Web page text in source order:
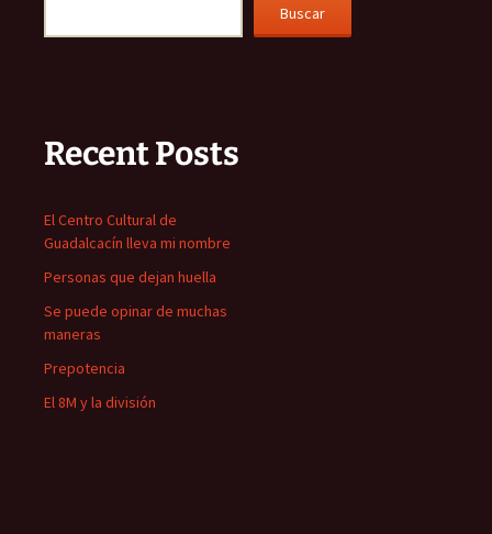
Buscar
Recent Posts
El Centro Cultural de
Guadalcacín lleva mi nombre
Personas que dejan huella
Se puede opinar de muchas
maneras
Prepotencia
El 8M y la división